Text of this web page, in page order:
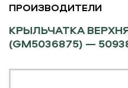
ПРОИЗВОДИТЕЛИ
КРЫЛЬЧАТКА
(GM5036875) —